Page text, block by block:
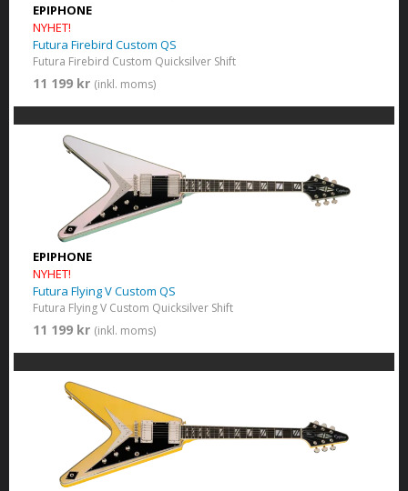
EPIPHONE
NYHET!
Futura Firebird Custom QS
Futura Firebird Custom Quicksilver Shift
11 199 kr (inkl. moms)
EPIPHONE
NYHET!
Futura Flying V Custom QS
Futura Flying V Custom Quicksilver Shift
11 199 kr (inkl. moms)